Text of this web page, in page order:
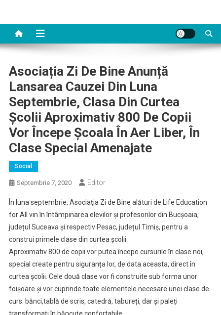
Asociația Zi De Bine Anunță
Lansarea Cauzei Din Luna
Septembrie, Clasa Din Curtea
Școlii Aproximativ 800 De Copii
Vor Începe Școala În Aer Liber, În
Clase Special Amenajate
Social
Septembrie 7, 2020 Editor
În luna septembrie, Asociația Zi de Bine alături de Life Education
for All vin în întâmpinarea elevilor și profesorilor din Bucșoaia,
județul Suceava și respectiv Pesac, județul Timiș, pentru a
construi primele clase din curtea școlii.
Aproximativ 800 de copii vor putea începe cursurile în clase noi,
special create pentru siguranța lor, de data aceasta, direct în
curtea școlii. Cele două clase vor fi construite sub forma unor
foișoare și vor cuprinde toate elementele necesare unei clase de
curs: bănci,tablă de scris, catedră, tabureți, dar și paleți